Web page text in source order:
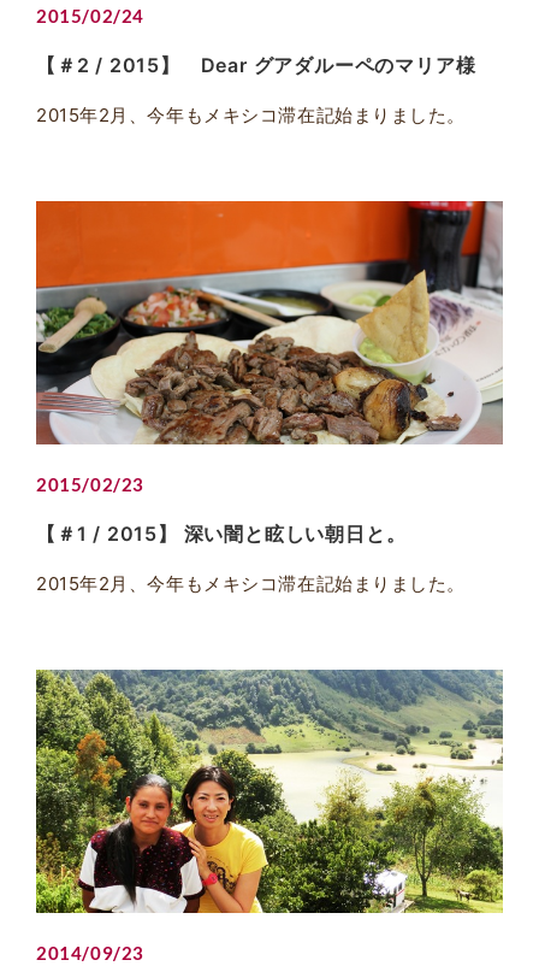
2015/02/24
【＃2 / 2015】 Dear グアダルーペのマリア様
2015年2月、今年もメキシコ滞在記始まりました。
2015/02/23
【＃1 / 2015】 深い闇と眩しい朝日と。
2015年2月、今年もメキシコ滞在記始まりました。
2014/09/23